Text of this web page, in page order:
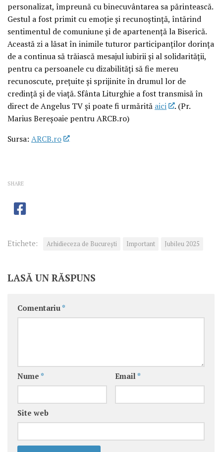
personalizat, împreună cu binecuvântarea sa părintească.
Gestul a fost primit cu emoție și recunoștință, întărind
sentimentul de comuniune și de apartenență la Biserică.
Această zi a lăsat în inimile tuturor participanților dorința
de a continua să trăiască mesajul iubirii și al solidarității,
pentru ca persoanele cu dizabilități să fie mereu
recunoscute, prețuite și sprijinite în drumul lor de
credință și de viață. Sfânta Liturghie a fost transmisă în
direct de Angelus TV și poate fi urmărită aici
. (Pr.
Marius Bereșoaie pentru ARCB.ro)
Sursa: ARCB.ro
SHARE
Etichete: Arhidieceza de București Important Jubileu 2025
LASĂ UN RĂSPUNS
Comentariu *
Nume * Email *
Site web